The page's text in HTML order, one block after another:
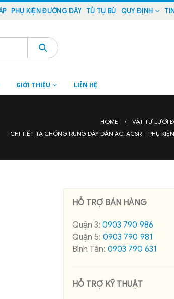
PHỤ KIỆN ĐƯỜNG DÂY TỦ TỤ BÙ QUY ĐỊNH
GIỚI THIỆU LIÊN HỆ
HOME
VẬT TƯ LƯỚI
CHI TIẾT TẠ CHỐNG RUNG DÂY DẪN AC, ACSR – PHỤ
HỖ TRỢ BÁN HÀNG
Quận 3: 0903 790 986
Quận 5: 0903 790 981
Bình Tân: 0903 790 631
HỖ TRỢ KỸ THUẬT